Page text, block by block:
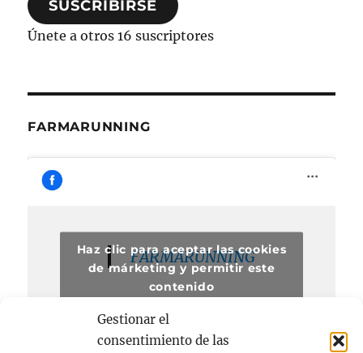
Gestionar el
consentimiento de las
electrónico
SUSCRIBIRSE
Únete a otros 16 suscriptores
FARMARUNNING
FARMARUNNING
Haz clic para aceptar las cookies
de márketing y permitir este
contenido